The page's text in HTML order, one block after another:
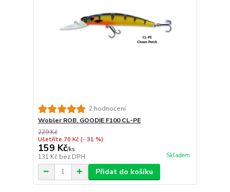
2 hodnocení
Wobler ROB. GOODIE F100 CL-PE
229 Kč
Ušetříte 70 Kč (- 31 %)
159 Kč/ks
131 Kč bez DPH Skladem
Přidat do košíku